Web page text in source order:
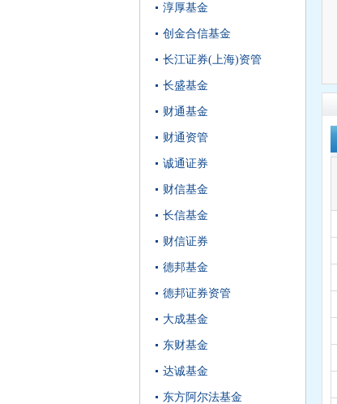
淳厚基金
创金合信基金
长江证券(上海)资管
长盛基金
财通基金
财通资管
诚通证券
财信基金
长信基金
财信证券
德邦基金
德邦证券资管
大成基金
东财基金
达诚基金
东方阿尔法基金